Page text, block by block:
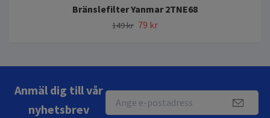
Bränslefilter Yanmar 2TNE68
149 kr 79 kr
Anmäl dig till vår
nyhetsbrev